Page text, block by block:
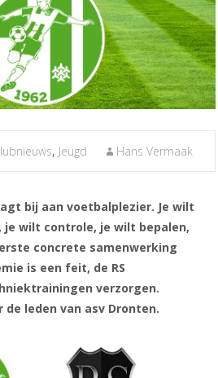
, Jeugd Hans Vermaak
bij aan voetbalplezier. Je wilt
je wilt controle, je wilt bepalen,
concrete samenwerking
is een feit, de RS
verzorgen.
leden van asv Dronten.